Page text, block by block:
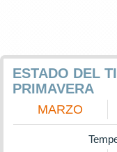
ESTADO DEL
PRIMAVERA
MARZO